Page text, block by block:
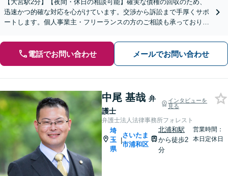
【大宮駅2分】【夜間・休日の相談可能】確実な債権の回収のため、
迅速かつ的確な対応を心がけています。交渉から訴訟まで手厚くサポ
ートします。個人事業主・フリーランスの方のご相談も承っておりま
電話でお問い合わせ メールでお問い合わせ
中尾 基哉 弁
護士
インタビューを
見る
弁護士法人法律事務所フォレスト
埼
玉
県
|
さいたま
市浦和区
北浦和駅
から徒歩2
分
営業時間：
本日定休日